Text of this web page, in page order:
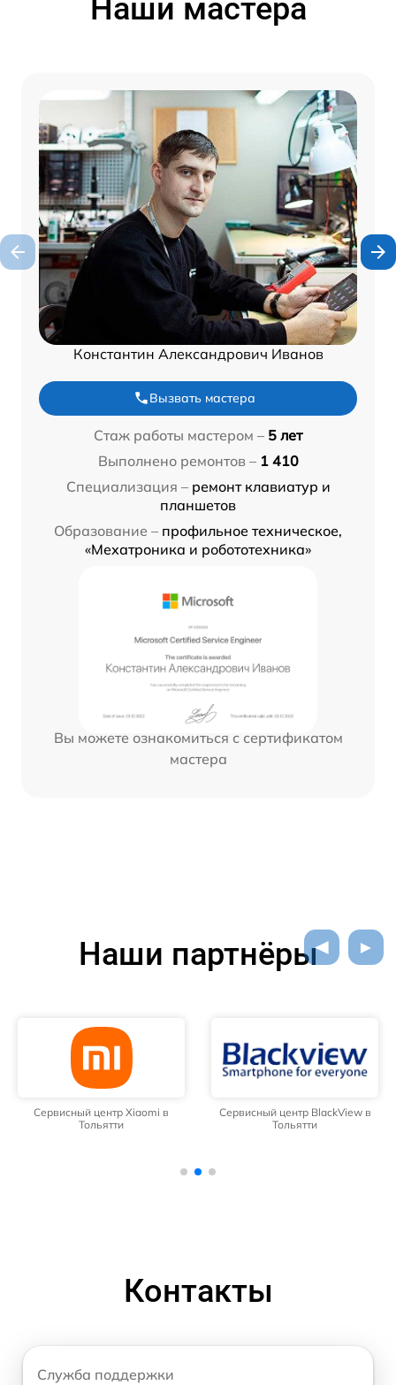
Наши мастера
Константин Александрович Иванов
Вызвать мастера
Стаж работы мастером – 5 лет
Выполнено ремонтов – 1 410
Специализация – ремонт клавиатур и
планшетов
Образование – профильное техническое,
«Мехатроника и робототехника»
Вы можете ознакомиться с сертификатом
мастера
Наши партнёры
Сервисный центр Xiaomi в
Тольятти
Сервисный центр BlackView в
Тольятти
Контакты
Служба поддержки